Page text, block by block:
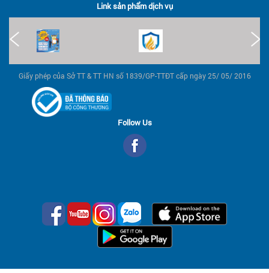
Link sản phẩm dịch vụ
Giấy phép của Sở TT & TT HN số 1839/GP-TTĐT cấp ngày 25/ 05/ 2016
Follow Us